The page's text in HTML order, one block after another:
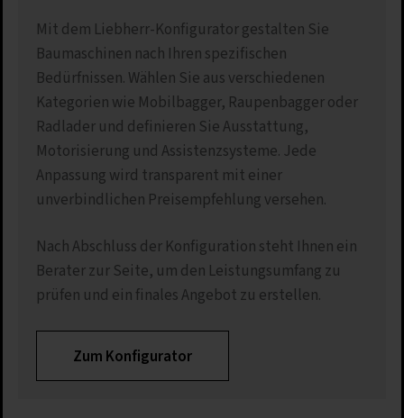
Mit dem Liebherr-Konfigurator gestalten Sie
Baumaschinen nach Ihren spezifischen
Bedürfnissen. Wählen Sie aus verschiedenen
Kategorien wie Mobilbagger, Raupenbagger oder
Radlader und definieren Sie Ausstattung,
Motorisierung und Assistenzsysteme. Jede
Anpassung wird transparent mit einer
unverbindlichen Preisempfehlung versehen.
Nach Abschluss der Konfiguration steht Ihnen ein
Berater zur Seite, um den Leistungsumfang zu
prüfen und ein finales Angebot zu erstellen.
Zum Konfigurator
Speichern
Nur erforderliche Cookies akzeptieren
Details anzeigen
Impressum Datenschutz